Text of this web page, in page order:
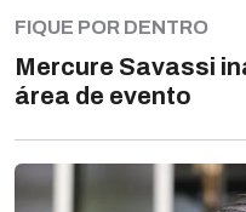
FIQUE POR DENTRO
Mercure Savassi
área de evento